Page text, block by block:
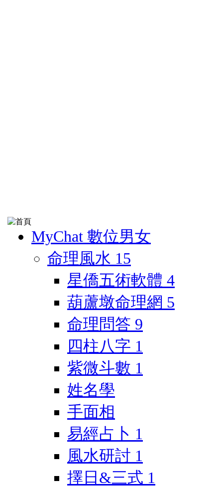
MyChat 數位男女
命理風水 15
星僑五術軟體 4
葫蘆墩命理網 5
命理問答 9
四柱八字 1
紫微斗數 1
姓名學
手面相
易經占卜 1
風水研討 1
擇日&三式 1